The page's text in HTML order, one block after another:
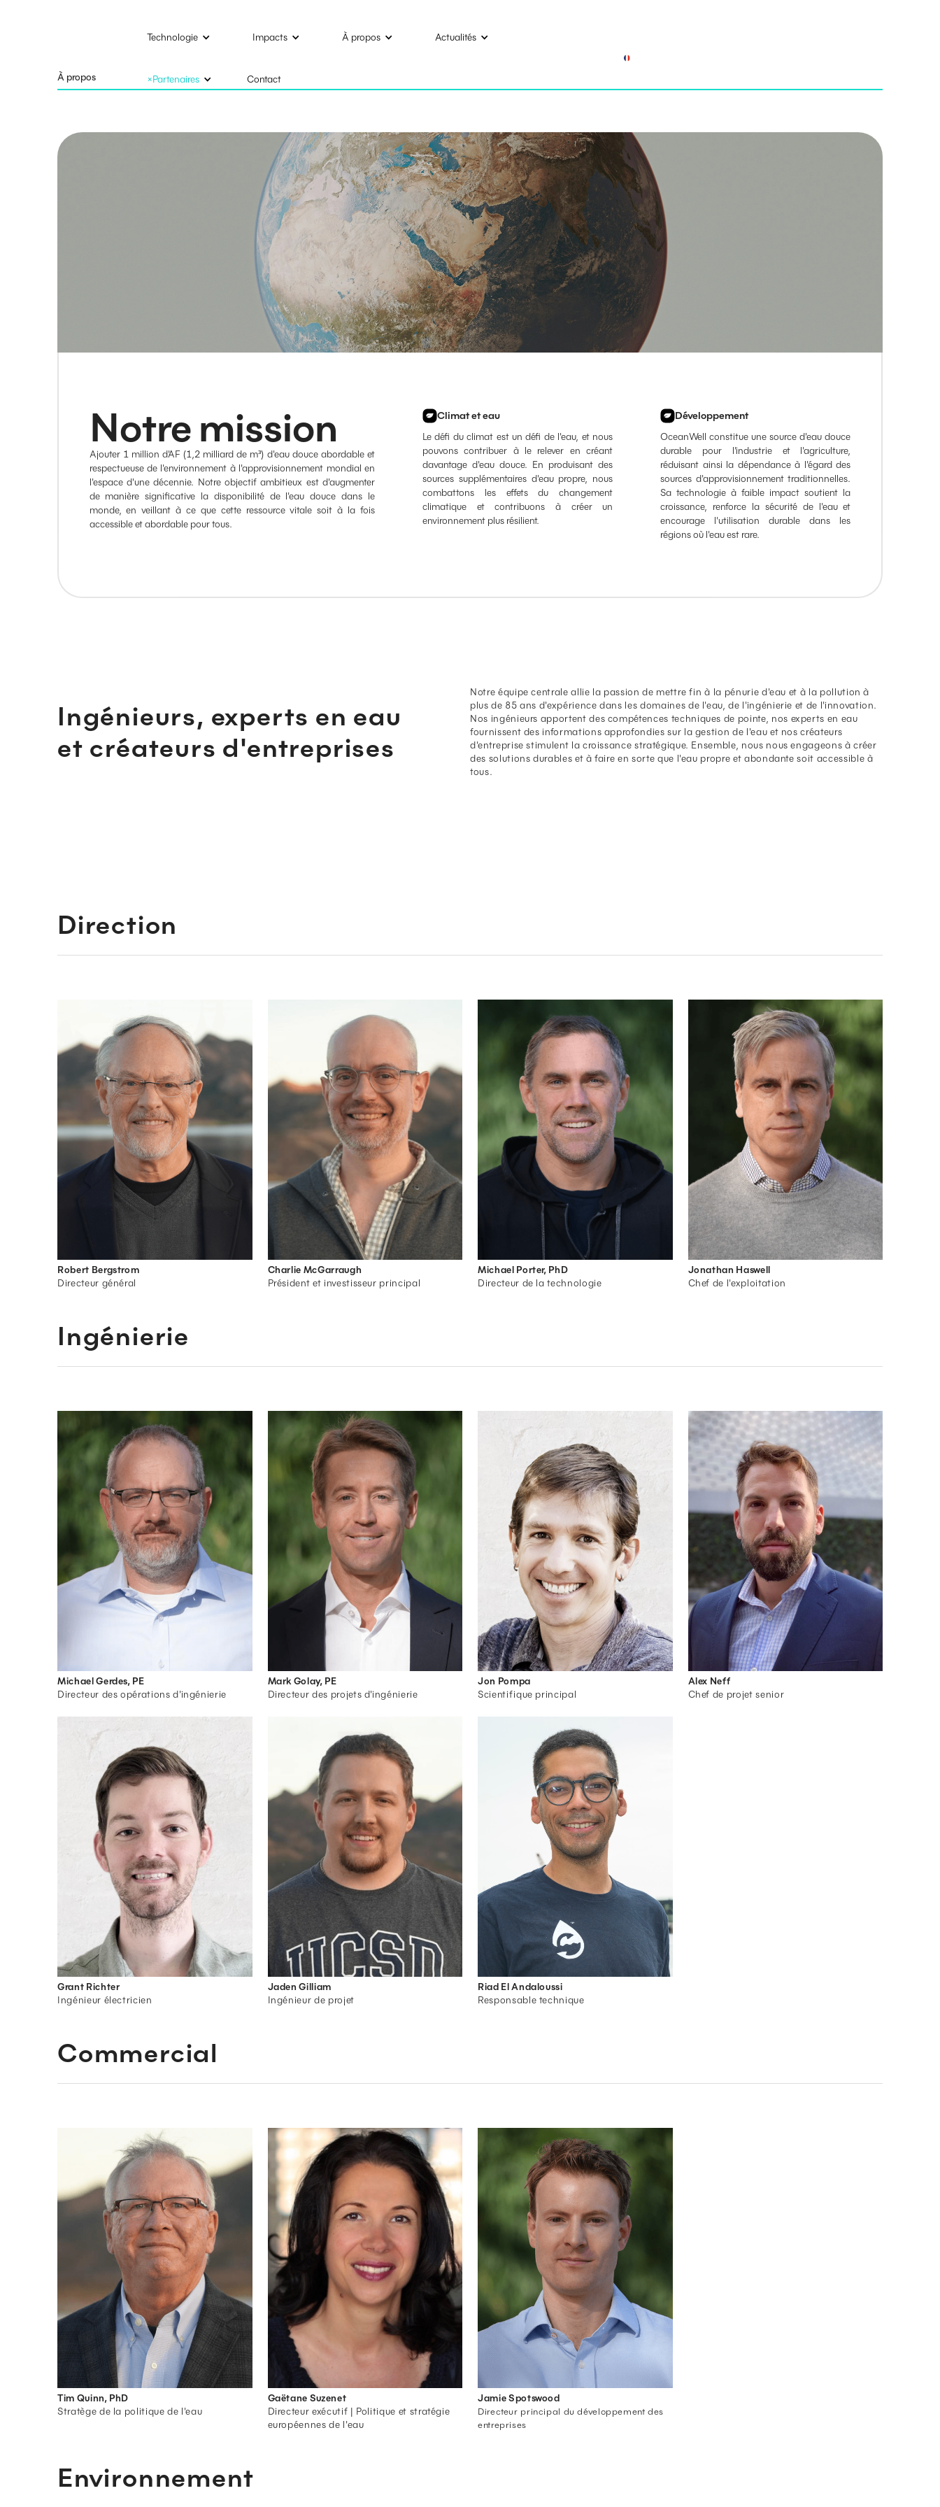
Technologie Impacts À propos Actualités
×Partenaires Contact
À propos
Notre mission
Ajouter 1 million d'AF (1,2 milliard de m³) d'eau douce abordable et
respectueuse de l'environnement à l'approvisionnement mondial en
l'espace d'une décennie. Notre objectif ambitieux est d'augmenter
de manière significative la disponibilité de l'eau douce dans le
monde, en veillant à ce que cette ressource vitale soit à la fois
accessible et abordable pour tous.
Climat et eau
Le défi du climat est un défi de l'eau, et nous
pouvons contribuer à le relever en créant
davantage d'eau douce. En produisant des
sources supplémentaires d'eau propre, nous
combattons les effets du changement
climatique et contribuons à créer un
environnement plus résilient.
Développement
OceanWell constitue une source d'eau douce
durable pour l'industrie et l'agriculture,
réduisant ainsi la dépendance à l'égard des
sources d'approvisionnement traditionnelles.
Sa technologie à faible impact soutient la
croissance, renforce la sécurité de l'eau et
encourage l'utilisation durable dans les
régions où l'eau est rare.
Ingénieurs, experts en eau
et créateurs d'entreprises
Notre équipe centrale allie la passion de mettre fin à la pénurie d'eau et à la pollution à
plus de 85 ans d'expérience dans les domaines de l'eau, de l'ingénierie et de l'innovation.
Nos ingénieurs apportent des compétences techniques de pointe, nos experts en eau
fournissent des informations approfondies sur la gestion de l'eau et nos créateurs
d'entreprise stimulent la croissance stratégique. Ensemble, nous nous engageons à créer
des solutions durables et à faire en sorte que l'eau propre et abondante soit accessible à
tous.
Direction
Robert Bergstrom
Directeur général
Charlie McGarraugh
Président et investisseur principal
Michael Porter, PhD
Directeur de la technologie
Jonathan Haswell
Chef de l'exploitation
Ingénierie
Michael Gerdes, PE
Directeur des opérations d'ingénierie
Mark Golay, PE
Directeur des projets d'ingénierie
Jon Pompa
Scientifique principal
Alex Neff
Chef de projet senior
Grant Richter
Ingénieur électricien
Jaden Gilliam
Ingénieur de projet
Riad El Andaloussi
Responsable technique
Commercial
Tim Quinn, PhD
Stratège de la politique de l'eau
Gaëtane Suzenet
Directeur exécutif | Politique et stratégie
européennes de l'eau
Jamie Spotswood
Directeur principal du développement des
entreprises
Environnement